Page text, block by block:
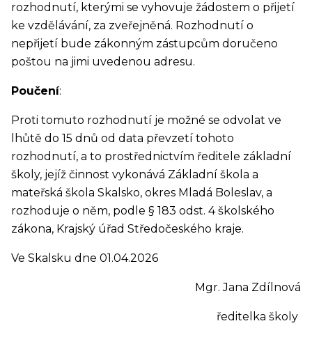
rozhodnutí, kterými se vyhovuje žádostem o přijetí
ke vzdělávání, za zveřejněná. Rozhodnutí o
nepřijetí bude zákonným zástupcům doručeno
poštou na jimi uvedenou adresu.
Poučení:
Proti tomuto rozhodnutí je možné se odvolat ve
lhůtě do 15 dnů od data převzetí tohoto
rozhodnutí, a to prostřednictvím ředitele základní
školy, jejíž činnost vykonává Základní škola a
mateřská škola Skalsko, okres Mladá Boleslav, a
rozhoduje o něm, podle § 183 odst. 4 školského
zákona, Krajský úřad Středočeského kraje.
Ve Skalsku dne 01.04.2026
Mgr. Jana Zdílnová
ředitelka školy